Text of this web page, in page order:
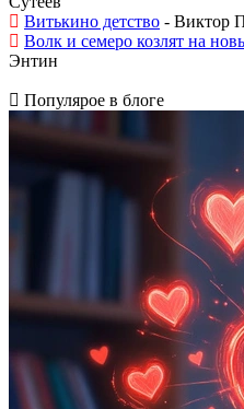
Витькино детство - Виктор
Волк и семеро козлят на
Энтин
Популярое в блоге